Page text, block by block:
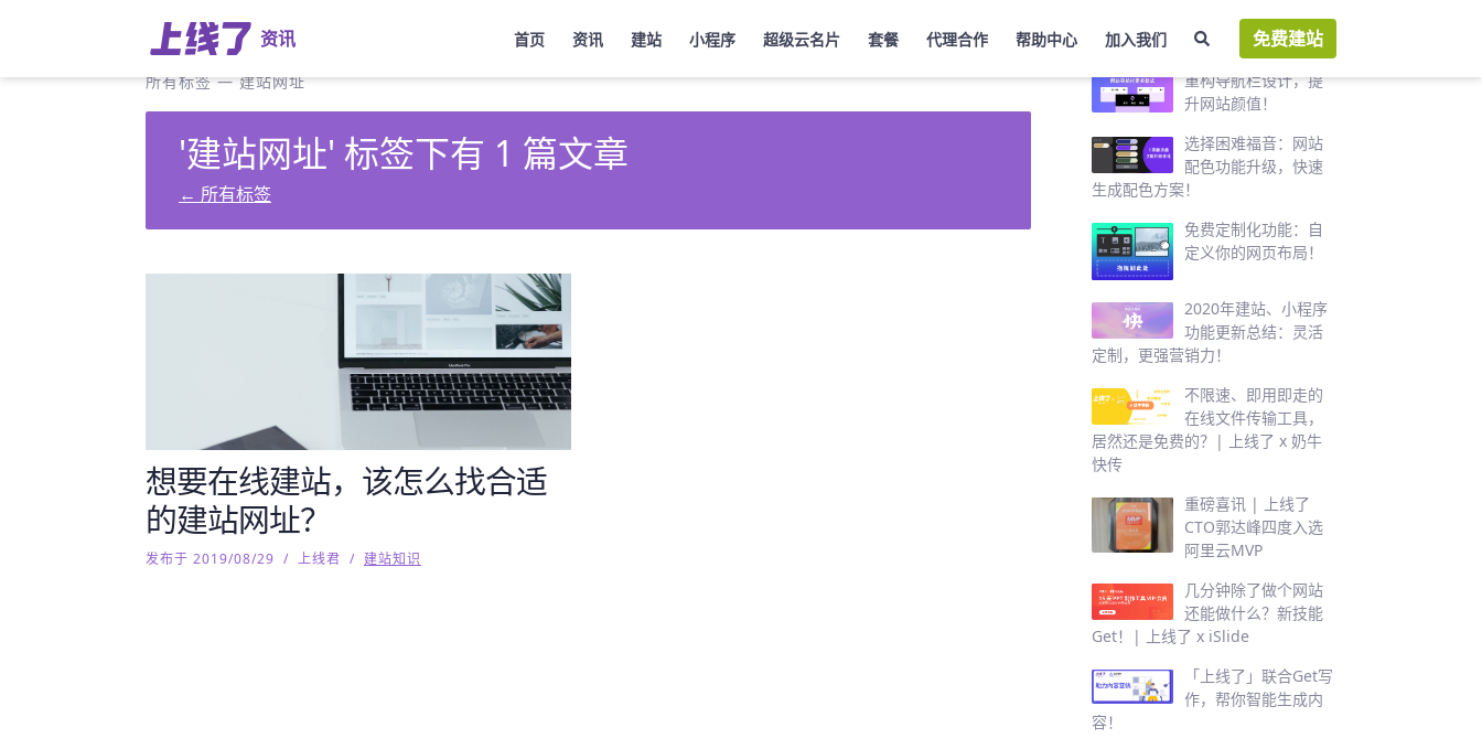
资讯 首页 资讯 建站 小程序 超级云名片 套餐 代理合作 帮助中心 加入我们 免费建站
所有标签—建站网址
'建站网址' 标签下有 1 篇文章
← 所有标签
想要在线建站，该怎么找合适
的建站网址？
发布于 2019/08/29 / 上线君 / 建站知识
热门推荐
重构导航栏设计，提
升网站颜值！
选择困难福音：网站
配色功能升级，快速
生成配色方案！
免费定制化功能：自
定义你的网页布局！
2020年建站、小程序
功能更新总结：灵活
定制，更强营销力！
不限速、即用即走的
在线文件传输工具，
居然还是免费的？| 上线了 x 奶牛
快传
重磅喜讯 | 上线了
CTO郭达峰四度入选
阿里云MVP
几分钟除了做个网站
还能做什么？新技能
Get！| 上线了 x iSlide
「上线了」联合Get写
作，帮你智能生成内
容！